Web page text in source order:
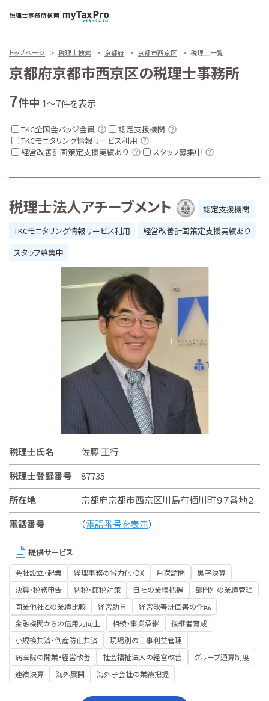
トップページ 税理士検索 京都府 京都市西京区 税理士一覧
京都府京都市西京区の税理士事務所
7件中 1～7件を表示
TKC全国会バッジ会員
認定支援機関
TKCモニタリング情報サービス利用
経営改善計画策定支援実績あり
スタッフ募集中
税理士法人アチーブメント
認定支援機関
TKCモニタリング情報サービス利用
経営改善計画策定支援実績あり
スタッフ募集中
税理士氏名
佐藤 正行
税理士登録番号
87735
所在地
京都府京都市西京区川島有栖川町９７番地２
電話番号
（電話番号を表示）
提供サービス
会社設立・起業 経理事務の省力化・DX 月次訪問
黒字決算
決算・税務申告
納税・節税対策 自社の業績把握
部門別の業績管理
同業他社との業績比較
経営助言
経営改善計画書の作成
金融機関からの信用力向上
相続・事業承継
後継者育成
小規模共済・倒産防止共済
現場別の工事利益管理
病医院の開業・経営改善
社会福祉法人の経営改善
グループ通算制度
連結決算
海外展開 海外子会社の業績把握